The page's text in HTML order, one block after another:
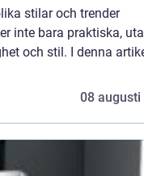
stilar och trender
inte bara praktiska,
och stil. I denna
08 augusti